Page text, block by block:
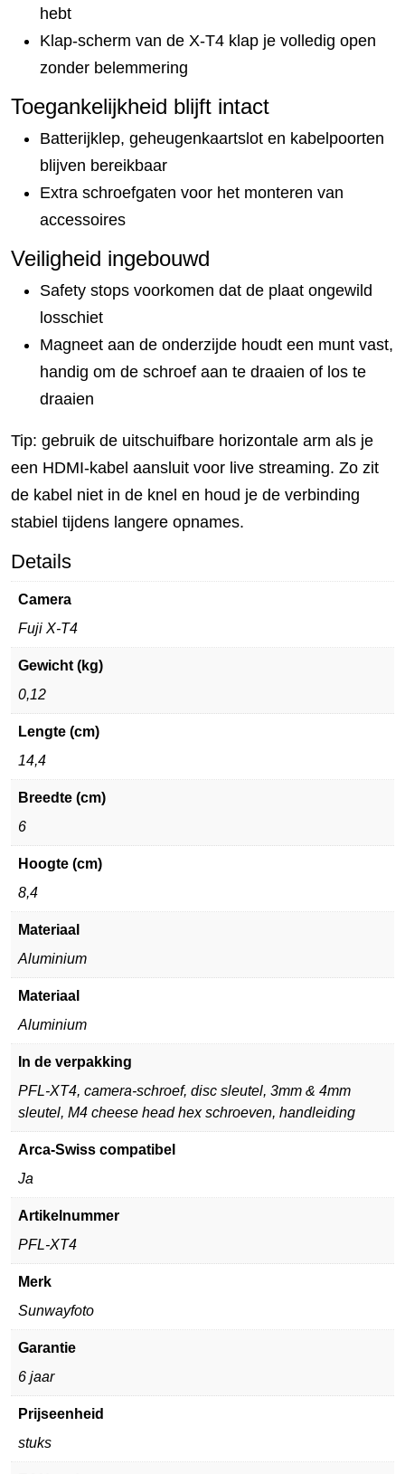
hebt
Klap-scherm van de X-T4 klap je volledig open
zonder belemmering
Toegankelijkheid blijft intact
Batterijklep, geheugenkaartslot en kabelpoorten
blijven bereikbaar
Extra schroefgaten voor het monteren van
accessoires
Veiligheid ingebouwd
Safety stops voorkomen dat de plaat ongewild
losschiet
Magneet aan de onderzijde houdt een munt vast,
handig om de schroef aan te draaien of los te
draaien
Tip: gebruik de uitschuifbare horizontale arm als je
een HDMI-kabel aansluit voor live streaming. Zo zit
de kabel niet in de knel en houd je de verbinding
stabiel tijdens langere opnames.
Details
Camera
Fuji X-T4
Gewicht (kg)
0,12
Lengte (cm)
14,4
Breedte (cm)
6
Hoogte (cm)
8,4
Materiaal
Aluminium
Materiaal
Aluminium
In de verpakking
PFL-XT4, camera-schroef, disc sleutel, 3mm & 4mm
sleutel, M4 cheese head hex schroeven, handleiding
Arca-Swiss compatibel
Ja
Artikelnummer
PFL-XT4
Merk
Sunwayfoto
Garantie
6 jaar
Prijseenheid
stuks